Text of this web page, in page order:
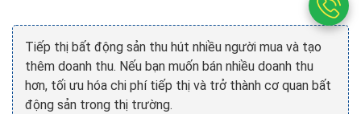
Tiếp thị bất động sản thu hút nhiều người mua và tạo
thêm doanh thu. Nếu bạn muốn bán nhiều doanh thu
hơn, tối ưu hóa chi phí tiếp thị và trở thành cơ quan bất
động sản trong thị trường.